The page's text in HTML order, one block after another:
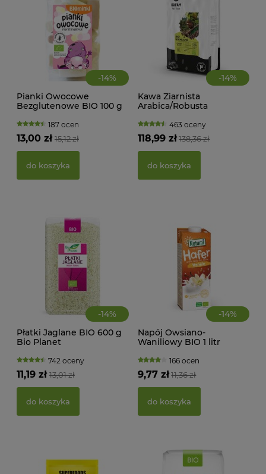
-14%
Pianki Owocowe
Bezglutenowe BIO 100 g
187 ocen
15,12 zł
13,00 zł
do koszyka
-14%
Kawa Ziarnista
Arabica/Robusta
kg Oxfam463 oceny
138,36 zł
118,99 zł
do koszyka
-14%
Płatki Jaglane BIO 600 g
Bio Planet
742 oceny
13,01 zł
11,19 zł
do koszyka
-14%
Napój Owsiano-
Waniliowy BIO 1 litr
166 ocen
11,36 zł
9,77 zł
do koszyka